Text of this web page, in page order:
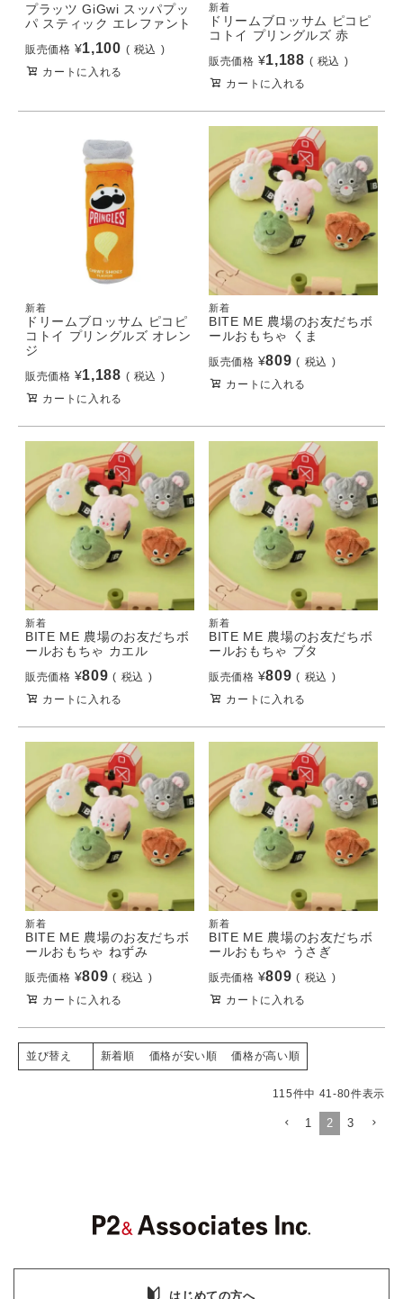
プラッツ GiGwi スッパプッ
パ スティック エレファント
販売価格 ¥1,100
税込
カートに入れる
新着
ドリームブロッサム ピコピ
コトイ プリングルズ 赤
販売価格 ¥1,188
税込
カートに入れる
新着
ドリームブロッサム ピコピ
コトイ プリングルズ オレン
ジ
販売価格 ¥1,188
税込
カートに入れる
新着
BITE ME 農場のお友だちボ
ールおもちゃ くま
販売価格 ¥809
税込
カートに入れる
新着
BITE ME 農場のお友だちボ
ールおもちゃ カエル
販売価格 ¥809
税込
カートに入れる
新着
BITE ME 農場のお友だちボ
ールおもちゃ ブタ
販売価格 ¥809
税込
カートに入れる
新着
BITE ME 農場のお友だちボ
ールおもちゃ ねずみ
販売価格 ¥809
税込
カートに入れる
新着
BITE ME 農場のお友だちボ
ールおもちゃ うさぎ
販売価格 ¥809
税込
カートに入れる
並び替え 新着順 価格が安い順 価格が高い順
115件中 41-80件表示
1 2 3
はじめての方へ